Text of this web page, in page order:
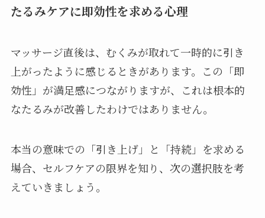
たるみケアに即効性を求める心理
マッサージ直後は、むくみが取れて一時的に引き
上がったように感じるときがあります。この「即
効性」が満足感につながりますが、これは根本的
なたるみが改善したわけではありません。
本当の意味での「引き上げ」と「持続」を求める
場合、セルフケアの限界を知り、次の選択肢を考
えていきましょう。